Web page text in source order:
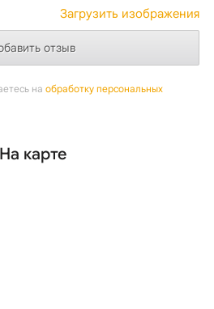
Загрузить изображения
на обработку персональных
На карте